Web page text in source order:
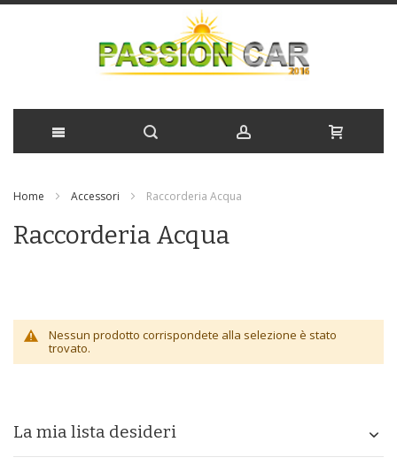
contenuto
Home Accessori Raccorderia Acqua
Raccorderia Acqua
Nessun prodotto corrispondete alla selezione è stato
trovato.
La mia lista desideri